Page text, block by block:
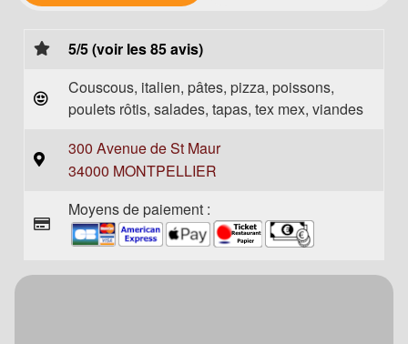
5/5 (voir les 85 avis)
Couscous, italien, pâtes, pizza, poissons,
poulets rôtis, salades, tapas, tex mex, viandes
300 Avenue de St Maur
34000 MONTPELLIER
Moyens de paiement :